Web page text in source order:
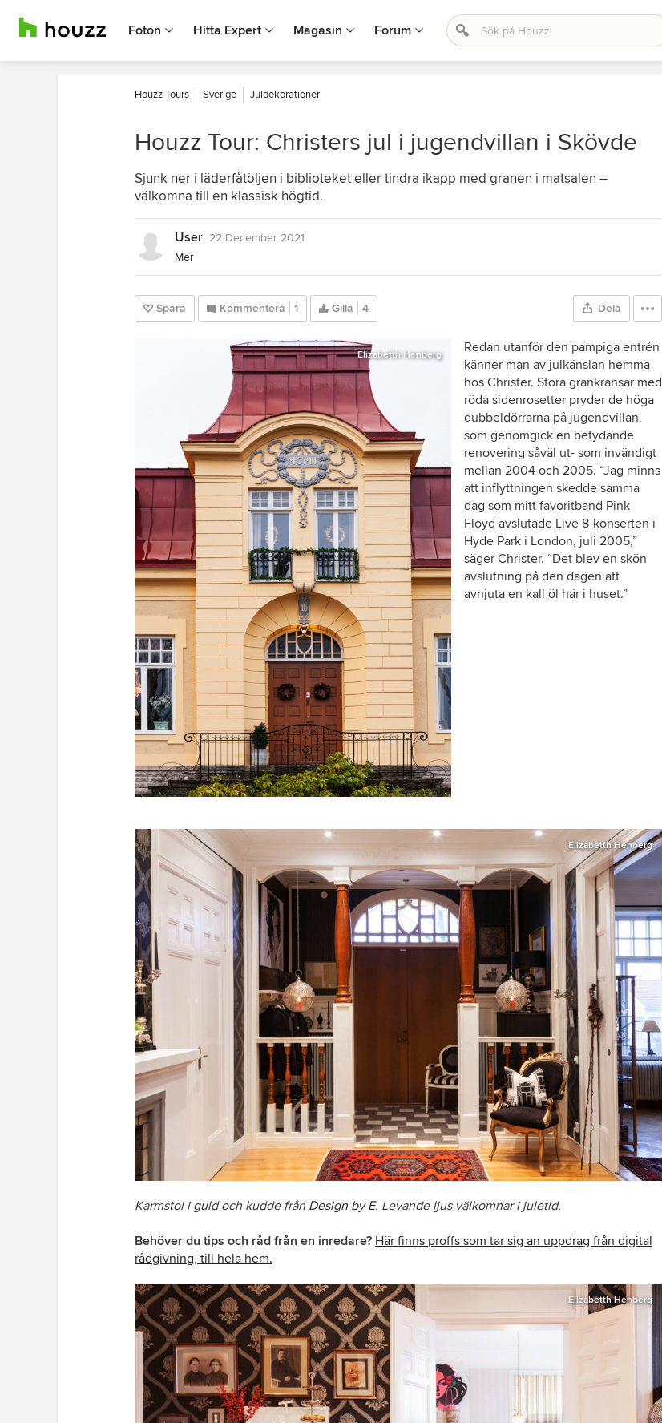
Foton Hitta Expert Magasin Forum
Houzz Tours Sverige Juldekorationer
Houzz Tour: Christers jul i jugendvillan i Skövde
Sjunk ner i läderfåtöljen i biblioteket eller tindra ikapp med granen i matsalen –
välkomna till en klassisk högtid.
User 22 December 2021
Mer
Spara Kommentera 1 Gilla 4 Dela
Elizabetth Henberg
Redan utanför den pampiga entrén
känner man av julkänslan hemma
hos Christer. Stora grankransar med
röda sidenrosetter pryder de höga
dubbeldörrarna på jugendvillan,
som genomgick en betydande
renovering såväl ut- som invändigt
mellan 2004 och 2005. “Jag minns
att inflyttningen skedde samma
dag som mitt favoritband Pink
Floyd avslutade Live 8-konserten i
Hyde Park i London, juli 2005,”
säger Christer. “Det blev en skön
avslutning på den dagen att
avnjuta en kall öl här i huset.”
Elizabetth Henberg
Karmstol i guld och kudde från Design by E. Levande ljus välkomnar i juletid.
Behöver du tips och råd från en inredare? Här finns proffs som tar sig an uppdrag från digital
rådgivning, till hela hem.
Elizabetth Henberg